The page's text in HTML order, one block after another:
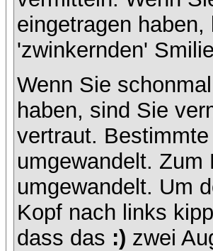
eingetragen
'zwinkernden'
Wenn Sie
haben, sind Sie
vertraut.
umgewandelt.
umgewandelt. Um
Kopf nach links
dass das :) zwei